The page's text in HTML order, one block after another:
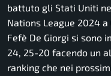
battuto gli Stati Uniti
Nations League 2024
Fefè De Giorgi si sono
24, 25-20 facendo un
ranking che nei